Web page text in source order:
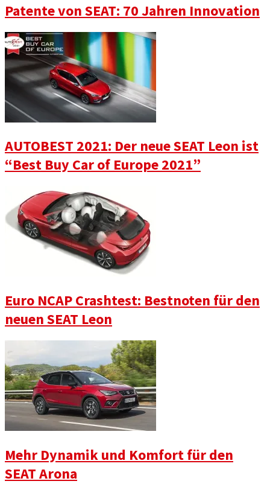
Patente von SEAT: 70 Jahren Innovation
AUTOBEST 2021: Der neue SEAT Leon ist
“Best Buy Car of Europe 2021”
Euro NCAP Crashtest: Bestnoten für den
neuen SEAT Leon
Mehr Dynamik und Komfort für den
SEAT Arona